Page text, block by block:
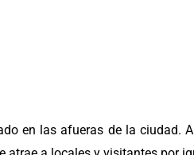
en las afueras de la ciudad.